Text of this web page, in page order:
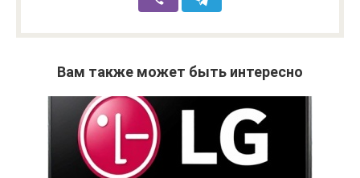
Вам также может быть интересно